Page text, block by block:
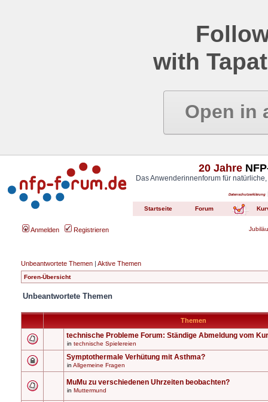
with
Open in
20 Jahre
Das Anwenderinnenforum für
Datenschutzerklärung
Startseite Forum
Anmelden Registrieren
Unbeantwortete Themen | Aktive Themen
Foren-Übersicht
Unbeantwortete Themen
Themen
technische Probleme Forum: Ständige Abmeldung vom
in technische Spielereien
Symptothermale Verhütung mit Asthma?
in Allgemeine Fragen
MuMu zu verschiedenen Uhrzeiten beobachten?
in Muttermund